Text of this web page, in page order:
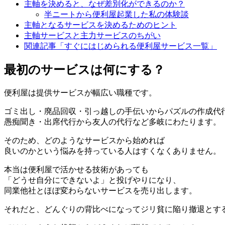
主軸を決めると、なぜ差別化ができるのか？
半ニートから便利屋起業した私の体験談
主軸となるサービスを決めるためのヒント
主軸サービスと主力サービスのちがい
関連記事「すぐにはじめられる便利屋サービス一覧」
最初のサービスは何にする？
便利屋は提供サービスが幅広い職種です。
ゴミ出し・廃品回収・引っ越しの手伝いからパズルの作成代
愚痴聞き・出席代行から友人の代行など多岐にわたります。
そのため、どのようなサービスから始めれば
良いのかという悩みを持っている人はすくなくありません。
本当は便利屋で活かせる技術があっても
「どうせ自分にできないよ」と投げやりになり、
同業他社とほぼ変わらないサービスを売り出します。
それだと、どんぐりの背比べになってジリ貧に陥り撤退とす